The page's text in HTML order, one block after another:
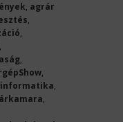
, agrár
,
,
,
,
,
,
,